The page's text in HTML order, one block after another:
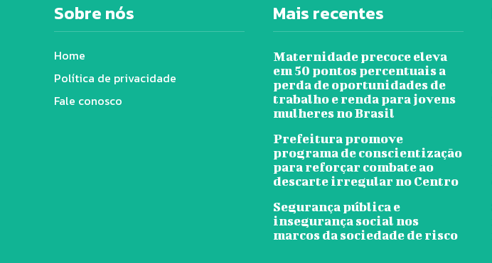
Sobre nós
Home
Política de privacidade
Fale conosco
Mais recentes
Maternidade precoce eleva
em 50 pontos percentuais a
perda de oportunidades de
trabalho e renda para jovens
mulheres no Brasil
Prefeitura promove
programa de conscientização
para reforçar combate ao
descarte irregular no Centro
Segurança pública e
insegurança social nos
marcos da sociedade de risco